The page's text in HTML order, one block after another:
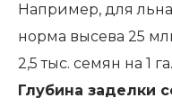
Например, для
норма высева 25
2,5 тыс. семян на 1 га.
Глубина заделки